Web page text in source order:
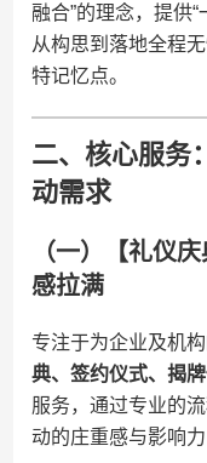
融合”的理念，提供
从构思到落地全程
特记忆点。
二、核心服务
动需求
（一）【礼仪
感拉满
专注于为企业及机
典、签约仪式、揭
服务，通过专业的
动的庄重感与影响力